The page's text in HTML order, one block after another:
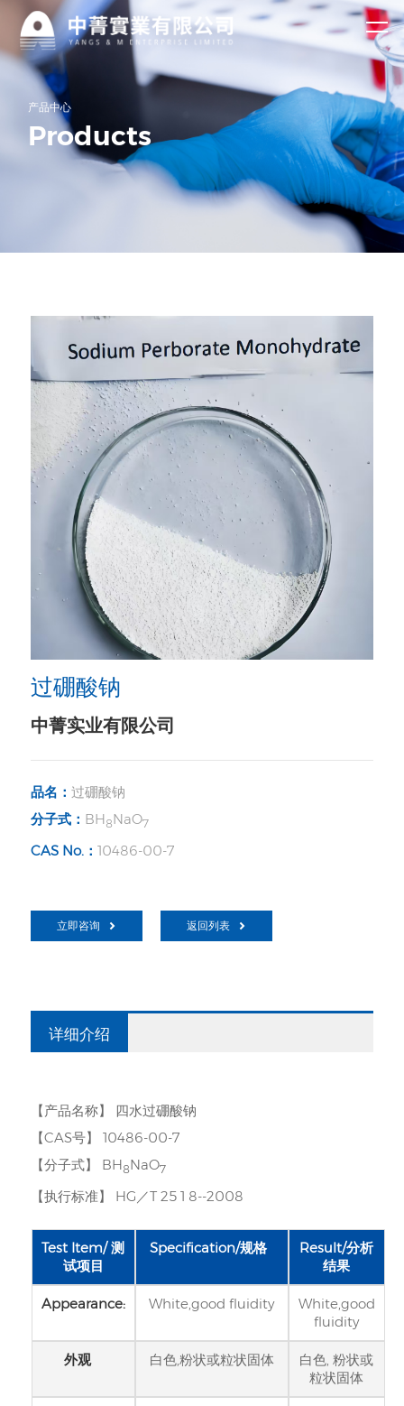
关于
我们
公司主营产品过
碳酸钠、氟化
钠、DMPA、特
殊洗涤等多种化
工产品，凭借过
公司简介
资质荣誉
资讯
中心
第一时间了解中
菁实业有限公司
最新资讯！
企业新闻
行业资讯
产品
钠、DMPA、特
欧美和中东20多
无水偏硅酸钠
五水偏硅酸钠
葡萄糖酸钠
萘磺酸钠（萘
系高效减水
剂）
二羟甲基丙酸
酰氯
过硼酸钠
氯
过碳酸钠
产品中心
Products
过硼酸钠
中菁实业有限公司
品名： 过硼酸钠
分子式： BH8NaO7
CAS No.： 10486-00-7
立即咨询 返回列表
详细介绍
【产品名称】 四水过硼酸钠
【CAS号】 10486-00-7
【分子式】 BH8NaO7
【执行标准】 HG／T 25 1 8--2008
Test Item/ 测
试项目
Specification/规格
Result/分析
结果
Appearance: White,good fluidity
White,good
fluidity
外观 白色,粉状或粒状固体
白色, 粉状或
粒状固体